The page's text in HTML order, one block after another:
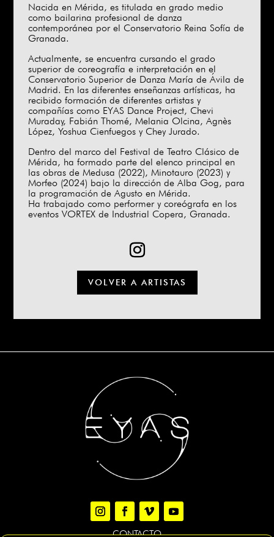
Nacida en Mérida, es titulada en grado medio
como bailarina profesional de danza
contemporánea por el Conservatorio Reina Sofía de
Granada.
Actualmente, se encuentra cursando el grado
superior de coreografía e interpretación en el
Conservatorio Superior de Danza María de Ávila de
Madrid. En las diferentes enseñanzas artísticas, ha
recibido formación de diferentes artistas y
compañías como EYAS Dance Project, Chevi
Muraday, Fabián Thomé, Melania Olcina, Agnès
López, Yoshua Cienfuegos y Chey Jurado.
Dentro del marco del Festival de Teatro Clásico de
Mérida, ha formado parte del elenco principal en
las obras de Medusa (2022), Minotauro (2023) y
Morfeo (2024) bajo la dirección de Alba Gog, para
la programación de Agusto en Mérida.
Ha trabajado como performer y coreógrafa en los
eventos VORTEX de Industrial Copera, Granada.
VOLVER A ARTISTAS
CONTACTO